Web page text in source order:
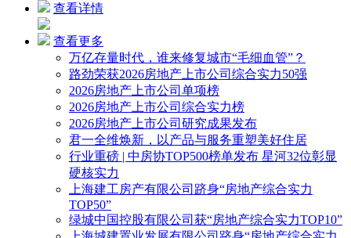
查看详情
查看更多
万亿存量时代，谁来修复城市“毛细血管”？
路劲荣获2026房地产上市公司综合实力50强
2026房地产上市公司单项榜
2026房地产上市公司综合实力榜
2026房地产上市公司研究成果发布
君一全维焕新，以产品与服务重塑美好住居
行业重磅 | 中房协TOP500榜单发布 星河32位彰显
硬核实力
上海建工房产有限公司跻身“房地产综合实力
TOP50”
绿城中国控股有限公司获“房地产综合实力TOP10”